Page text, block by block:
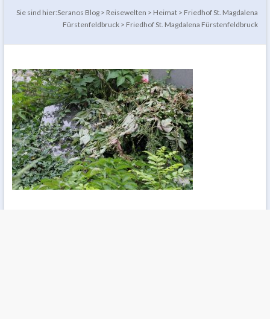
Sie sind hier:Seranos Blog > Reisewelten > Heimat > Friedhof St. Magdalena
Fürstenfeldbruck > Friedhof St. Magdalena Fürstenfeldbruck